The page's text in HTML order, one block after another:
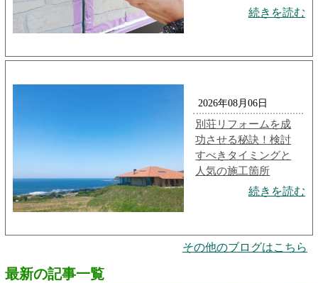
続きを読む
2026年08月06日
別荘リフォームを成
功させる秘訣！検討
すべきタイミングと
人気の施工箇所
続きを読む
その他のブログはこちら
最新の記事一覧